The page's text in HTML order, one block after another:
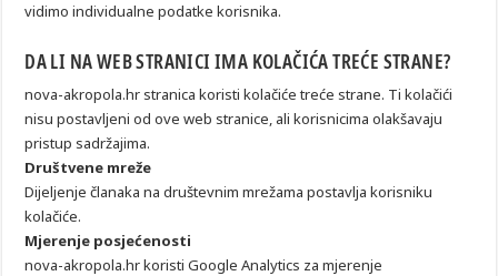
vidimo individualne podatke korisnika.
DA LI NA WEB STRANICI IMA KOLAČIĆA TREĆE STRANE?
nova-akropola.hr stranica koristi kolačiće treće strane. Ti kolačići
nisu postavljeni od ove web stranice, ali korisnicima olakšavaju
pristup sadržajima.
Društvene mreže
Dijeljenje članaka na društevnim mrežama postavlja korisniku
kolačiće.
Mjerenje posjećenosti
nova-akropola.hr koristi Google Analytics za mjerenje